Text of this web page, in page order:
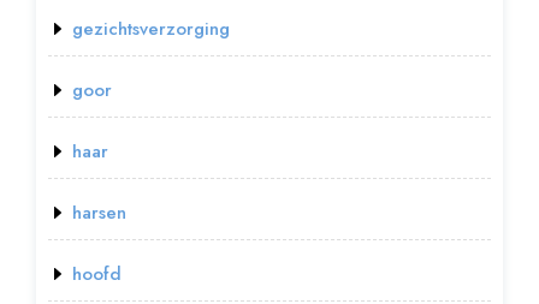
gezichtsverzorging
goor
haar
harsen
hoofd